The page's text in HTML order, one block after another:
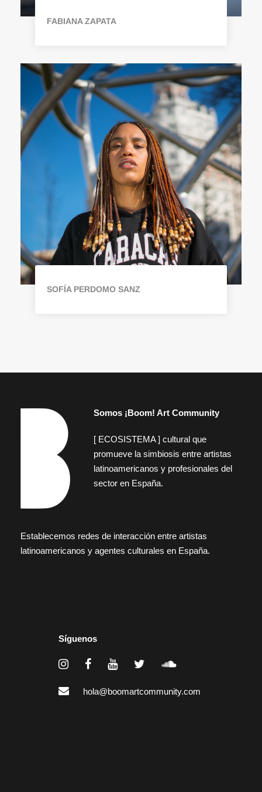
FABIANA ZAPATA
SOFÍA PERDOMO SANZ
Somos ¡Boom! Art Community
[ ECOSISTEMA ] cultural que
promueve la simbiosis entre artistas
latinoamericanos y profesionales del
sector en España.
Establecemos redes de interacción entre artistas
latinoamericanos y agentes culturales en España.
Síguenos
hola@boomartcommunity.com